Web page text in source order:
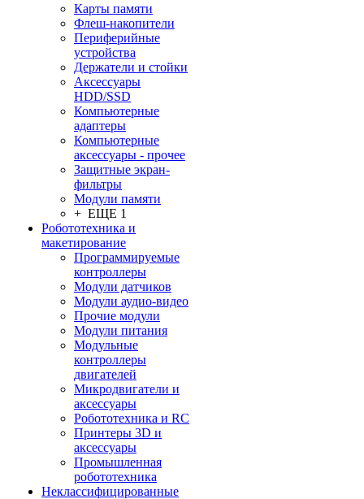
Карты памяти
Флеш-накопители
Периферийные
устройства
Держатели и стойки
Аксессуары
HDD/SSD
Компьютерные
адаптеры
Компьютерные
аксессуары - прочее
Защитные экран-
фильтры
Модули памяти
+ ЕЩЕ 1
Робототехника и
макетирование
Программируемые
контроллеры
Модули датчиков
Модули аудио-видео
Прочие модули
Модули питания
Модульные
контроллеры
двигателей
Микродвигатели и
аксессуары
Робототехника и RC
Принтеры 3D и
аксессуары
Промышленная
робототехника
Неклассифицированные